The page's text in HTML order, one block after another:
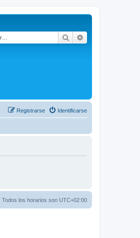
Buscar
Identificarse
Registrarse
Todos los horarios son UTC+02:00